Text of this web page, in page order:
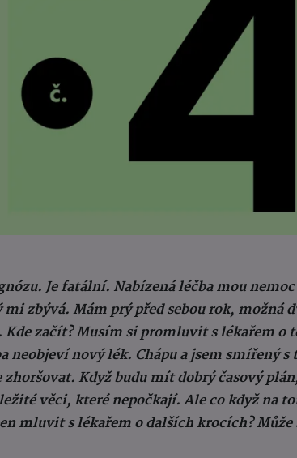
Je fatální. Nabízená léčba mou
zbývá. Mám prý před sebou rok, možná
začít? Musím si promluvit s lékařem o
neobjeví nový lék. Chápu a jsem smířený s
Když budu mít dobrý časový
věci, které nepočkají. Ale co když na
mluvit s lékařem o dalších krocích? Může